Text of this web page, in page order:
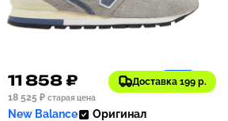
Доставка 199 р.
11 858 ₽
1186
18 525 ₽ старая цена
New Balance Оригинал